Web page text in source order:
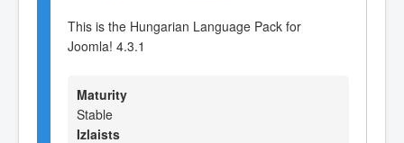
This is the Hungarian Language Pack for
Joomla! 4.3.1
Maturity
Stable
Izlaists